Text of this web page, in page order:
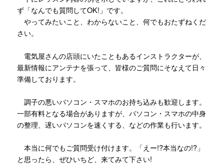
ず「なんでも質問してOK!」です。
やってみたいこと、わからないこと、何でもおたずねくだ
さい。
電気屋さんの店頭にいたこともあるインストラクターが、
最新情報にアンテナを張って、皆様のご質問にそなえて日々
準備しております。
調子の悪いパソコン・スマホのお持ち込みも歓迎します。
一部有料となる場合がありますが、パソコン・スマホの中身
の整理、遅いパソコンを速くする、などの作業も行います。
本当に何でもご質問受け付けます。「えー!?本当なの!?」
と思ったら、ぜひいちど、来てみて下さい!